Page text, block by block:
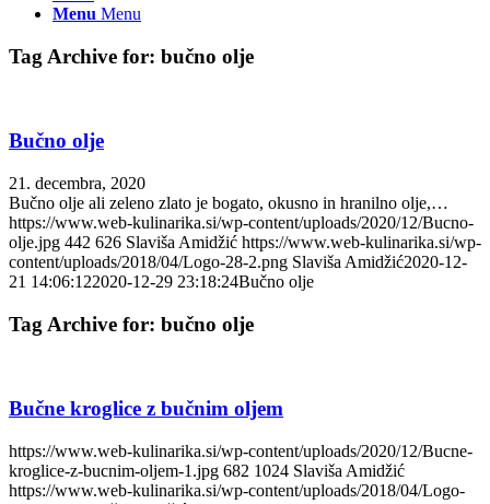
Menu Menu
Tag Archive for: bučno olje
Bučno olje
21. decembra, 2020
Bučno olje ali zeleno zlato je bogato, okusno in hranilno olje,…
https://www.web-kulinarika.si/wp-content/uploads/2020/12/Bucno-
olje.jpg 442 626 Slaviša Amidžić https://www.web-kulinarika.si/wp-
content/uploads/2018/04/Logo-28-2.png Slaviša Amidžić2020-12-
21 14:06:122020-12-29 23:18:24Bučno olje
Tag Archive for: bučno olje
Bučne kroglice z bučnim oljem
https://www.web-kulinarika.si/wp-content/uploads/2020/12/Bucne-
kroglice-z-bucnim-oljem-1.jpg 682 1024 Slaviša Amidžić
https://www.web-kulinarika.si/wp-content/uploads/2018/04/Logo-